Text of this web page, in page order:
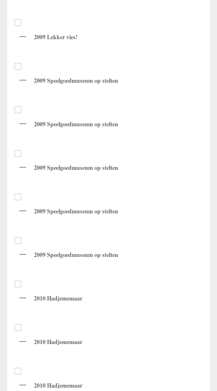
2009 Lekker vies!
2009 Speelgoedmuseum op stelten
2009 Speelgoedmuseum op stelten
2009 Speelgoedmuseum op stelten
2009 Speelgoedmuseum op stelten
2009 Speelgoedmuseum op stelten
2010 Hadjememaar
2010 Hadjememaar
2010 Hadjememaar